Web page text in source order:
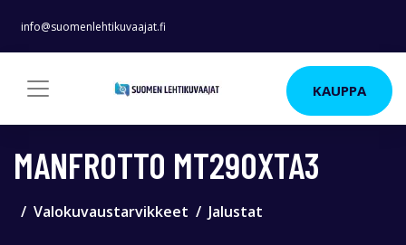
info@suomenlehtikuvaajat.fi
KAUPPA
MANFROTTO MT290XTA3
Valokuvaustarvikkeet Jalustat